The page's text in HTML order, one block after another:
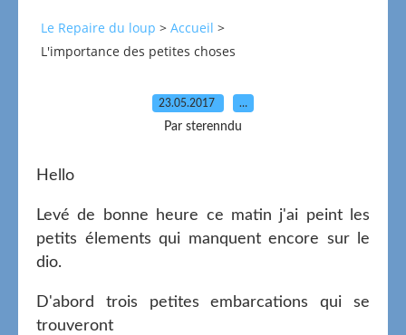
Le Repaire du loup > Accueil >
L'importance des petites choses
23.05.2017 …
Par sterenndu
Hello
Levé de bonne heure ce matin j'ai peint les
petits élements qui manquent encore sur le
dio.
D'abord trois petites embarcations qui se
trouveront